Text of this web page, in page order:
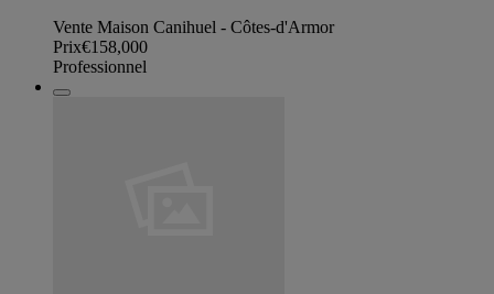
Vente Maison Canihuel - Côtes-d'Armor
Prix€158,000
Professionnel